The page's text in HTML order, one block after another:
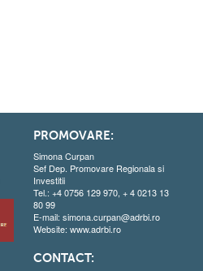
PROMOVARE:
Simona Curpan
Sef Dep. Promovare Regionala si
Investitii
Tel.: +4 0756 129 970, + 4 0213 13
80 99
E-mail: simona.curpan@adrbi.ro
Website: www.adrbi.ro
CONTACT: